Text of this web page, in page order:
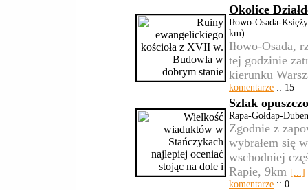
Okolice
Iłowo-Osada-
km)
Iłowo-Osada,
tej godzinie
kierunku
komentarze :: 15
Szlak
Rapa-Gołdap-
Zgodnie z
wybrałem się
wschodniej
Rapie, 9km [...]
komentarze :: 0